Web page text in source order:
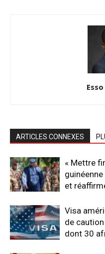
ARTICLES CONNEXES
« Mettre
guinéenne
et
Visa
de
dont 30